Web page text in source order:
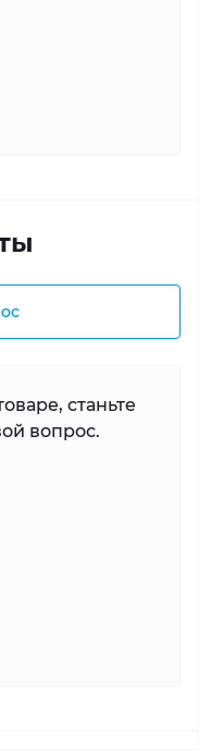
станьте
вопрос.